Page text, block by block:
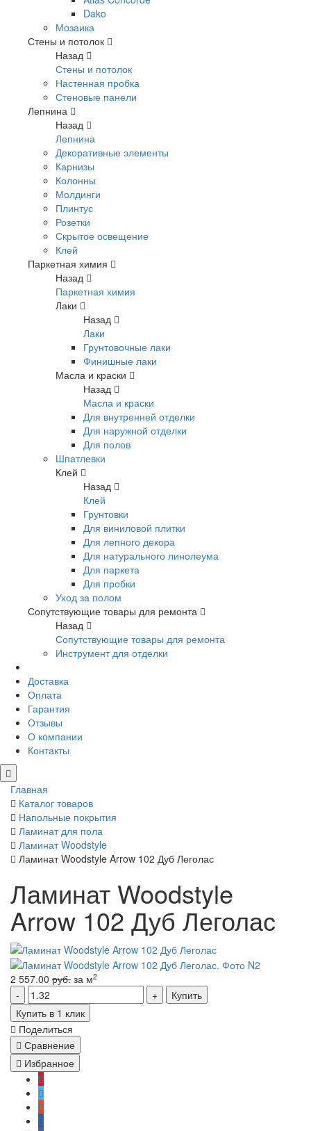
Dako
Мозаика
Стены и потолок
Назад
Стены и потолок
Настенная пробка
Стеновые панели
Лепнина
Назад
Лепнина
Декоративные элементы
Карнизы
Колонны
Молдинги
Плинтус
Розетки
Скрытое освещение
Клей
Паркетная химия
Назад
Паркетная химия
Лаки
Назад
Лаки
Грунтовочные лаки
Финишные лаки
Масла и краски
Назад
Масла и краски
Для внутренней отделки
Для наружной отделки
Для полов
Шпатлевки
Клей
Назад
Клей
Грунтовки
Для виниловой плитки
Для лепного декора
Для натурального линолеума
Для паркета
Для пробки
Уход за полом
Сопутствующие товары для ремонта
Назад
Сопутствующие товары для ремонта
Инструмент для отделки
Доставка
Оплата
Гарантия
Отзывы
О компании
Контакты
Главная
Каталог товаров
Напольные покрытия
Ламинат для пола
Ламинат Woodstyle
Ламинат Woodstyle Arrow 102 Дуб Леголас
Ламинат Woodstyle
Arrow 102 Дуб Леголас
2 557.00 руб. за м2
Купить
Купить в 1 клик
Поделиться
Сравнение
Избранное